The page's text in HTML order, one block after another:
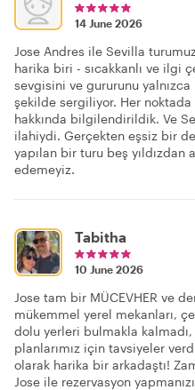
14 June 2026
Jose Andres ile Sevilla
harika biri - sıcakkanlı ve ilgi
sevgisini ve gururunu
şekilde sergiliyor. Her
hakkında bilgilendirildik. Ve
ilahiydi. Gerçekten eşsiz bir
yapılan bir turu beş yıldızdan
edemeyiz.
Tabitha
10 June 2026
Jose tam bir MÜCEVHER ve
mükemmel yerel mekanları,
dolu yerleri bulmakla kalmadı,
planlarımız için tavsiyeler
olarak harika bir arkadaştı!
Jose ile rezervasyon